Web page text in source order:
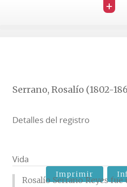
+
Serrano, Rosalío (1802-
Detalles del registro
Vida
Rosalío Serrano Reyes
Imprimir